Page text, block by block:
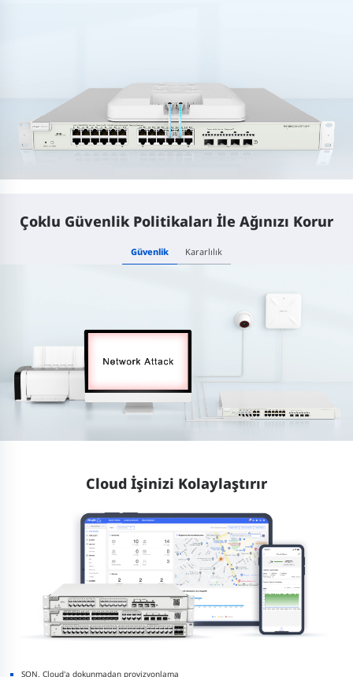
Çoklu Güvenlik Politikaları İle Ağınızı Korur
Güvenlik Kararlılık
Cloud İşinizi Kolaylaştırır
SON, Cloud'a dokunmadan provizyonlama